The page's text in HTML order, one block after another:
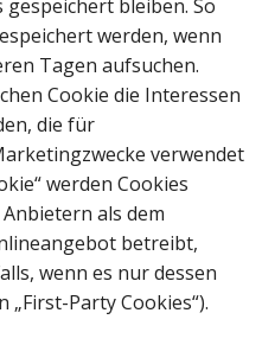
bleiben. So
werden, wenn
Tagen aufsuchen.
Cookie die Interessen
die für
verwendet
werden Cookies
als dem
betreibt,
wenn es nur dessen
Party Cookies“).